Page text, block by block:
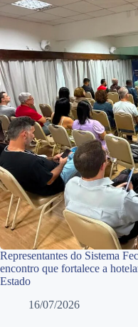
Representantes do Sistema
encontro que fortalece a
Estado
16/07/2026